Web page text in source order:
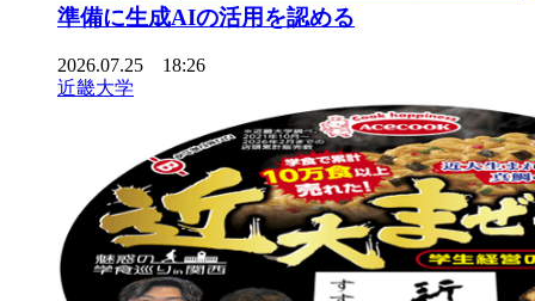
準備に生成AIの活用を認める
2026.07.25 18:26
近畿大学